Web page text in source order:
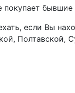
бывшие
если Вы
Полтавской,